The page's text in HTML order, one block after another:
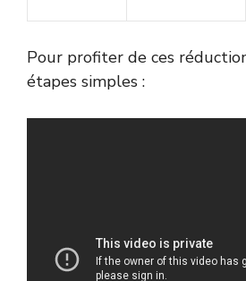
Pour profiter de ces
étapes simples :